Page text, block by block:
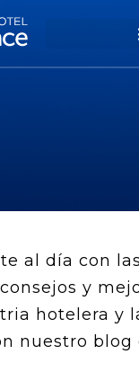
al día con
y
hotelera y
nuestro blog